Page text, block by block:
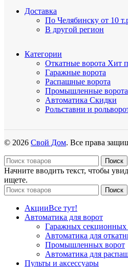
Доставка
По Челябинску от 10
В другой регион
Категории
Откатные ворота Хит
Гаражные ворота
Распашные ворота
Промышленные ворота
Автоматика Скидки
Рольставни и
© 2026 Свой Дом. Все права
Поиск
Начните вводить текст, чтобы
ищете.
Поиск
АкцииВсе тут!
Автоматика для ворот
Гаражных секционных
Автоматика для
Промышленных ворот
Автоматика для
Пульты и аксессуары